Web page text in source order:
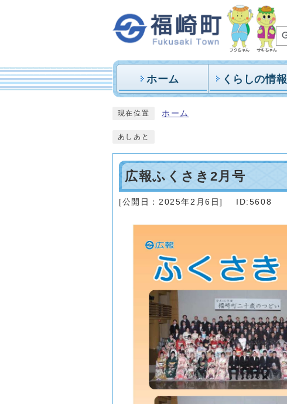
ホーム くらしの情報
現在位置 ホーム
あしあと
広報ふくさき2月号
[公開日： 2025年2月6日] ID:5608